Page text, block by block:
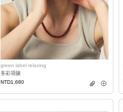
green label relaxing
多彩項鍊
NTD1,680